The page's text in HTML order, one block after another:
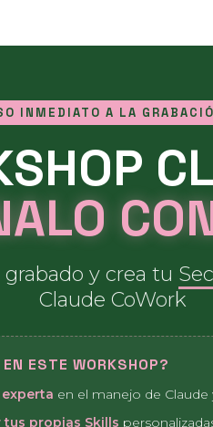
INMEDIATO A LA
y crea tu
Claude CoWork
ESTE WORKSHOP?
en el manejo de Claude
tus propias Skills